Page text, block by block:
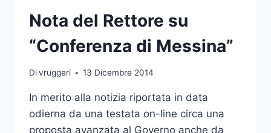
Nota del Rettore su
“Conferenza di Messina”
Divruggeri 13 Dicembre 2014
In merito alla notizia riportata in data
odierna da una testata on-line circa una
proposta avanzata al Governo anche da